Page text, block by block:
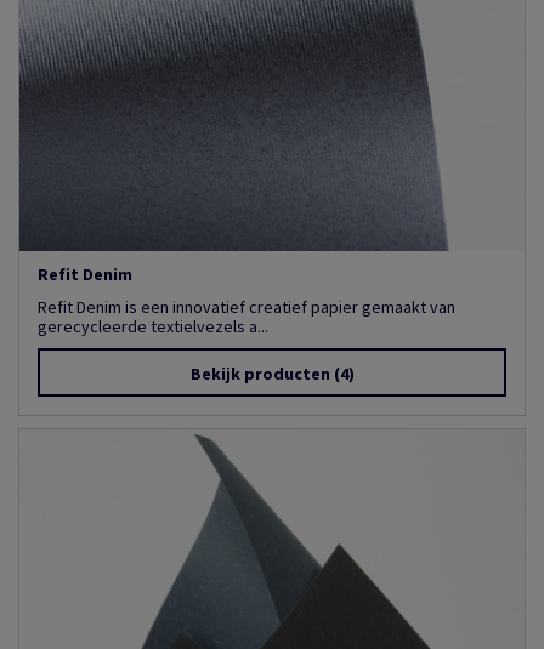
Refit Denim
Refit Denim is een innovatief creatief papier gemaakt van
gerecycleerde textielvezels a...
Bekijk producten (4)